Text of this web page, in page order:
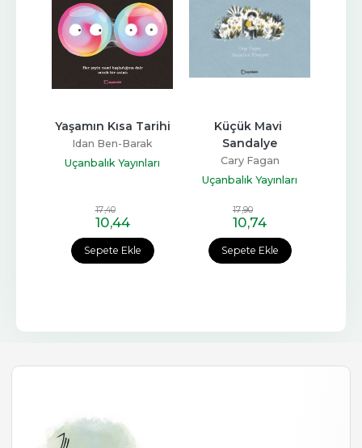
Sepete Ekle
Yaşamın Kısa Tarihi
Idan Ben-Barak
Uçanbalık Yayınları
17,40
10,44
Sepete Ekle
Küçük Mavi
Sandalye
Cary Fagan
Uçanbalık Yayınları
17,90
10,74